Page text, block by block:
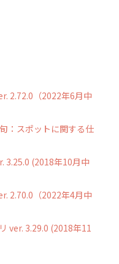
2.72.0（2022年6月中
：スポットに関する仕
3.25.0 (2018年10月中
2.70.0（2022年4月中
ver. 3.29.0 (2018年11